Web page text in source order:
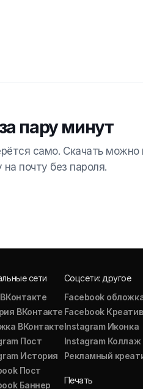
пару минут
само. Скачать можно
почту без пароля.
сети
ВКонтакте
ВКонтакте
Пост
История
Пост
Баннер
Соцсети: другое
Facebook
Facebook Креатив
Instagram Иконка
Instagram Коллаж
Рекламный
Печать